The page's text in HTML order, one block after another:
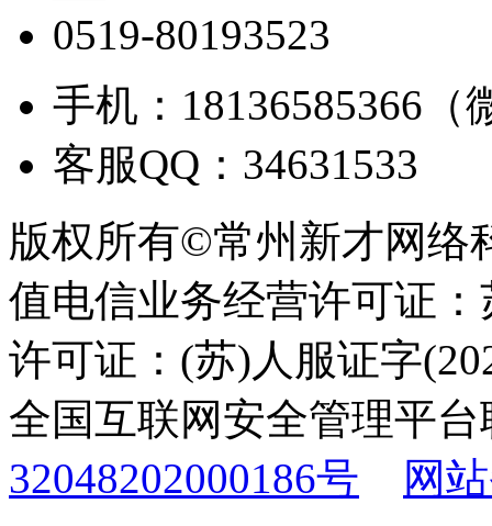
0519-80193523
手机：18136585366（
客服QQ：34631533
版权所有©常州新才网络
值电信业务经营许可证
许可证：(苏)人服证字
全国互联网安全管理平
32048202000186号
网